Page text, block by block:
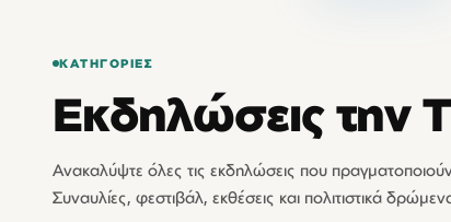
ΚΑΤΗΓΟΡΊΕΣ
Εκδηλώσεις την
Ανακαλύψτε όλες τις εκδηλώσεις που
Συναυλίες, φεστιβάλ, εκθέσεις και πολιτιστικά